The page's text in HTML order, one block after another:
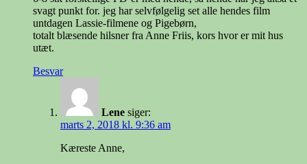
svagt punkt for. jeg har selvfølgelig set alle hendes film
untdagen Lassie-filmene og Pigebørn,
totalt blæsende hilsner fra Anne Friis, kors hvor er mit hus
utæt.
Besvar
Lene siger:
marts 2, 2018 kl. 9:36 am
Kæreste Anne,